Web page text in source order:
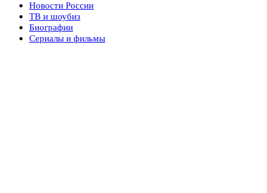
Новости России
ТВ и шоубиз
Биографии
Сериалы и фильмы